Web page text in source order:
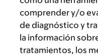
comprender y/o
de diagnóstico y
la información
tratamientos, los